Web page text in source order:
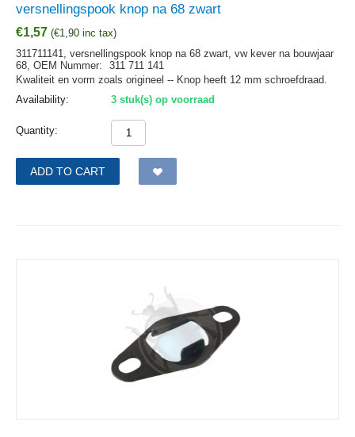
versnellingspook knop na 68 zwart
€1,57 (€1,90 inc tax)
311711141, versnellingspook knop na 68 zwart, vw kever na bouwjaar
68, OEM Nummer:
311 711 141
Kwaliteit en vorm zoals origineel -- Knop heeft 12 mm schroefdraad.
Availability:
3 stuk(s) op voorraad
Quantity:
ADD TO CART